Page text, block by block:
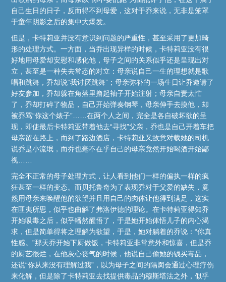
自己生日的日子，反而得不到母爱，这对于乔来说，无非是笼罩
于童年阴影之后的集中大爆发。
但是，卡特莉亚并没有意识到问题的严重性，甚至采用了更加畸
形的处理方式。一方面，当乔出现异样的时候，卡特莉亚没有很
好地用母爱却安慰和感化他，母子之间的关系似乎还是呈现出对
立，甚至是一种失去常态的对立：母亲说自己一生的理想就是歌
唱和跳舞，乔却说“我讨厌跳舞”；母亲弥补的一场生日让乔邀请了
好友参加，乔却躲在角落里撸起袖子开始注射；母亲自责太忙
了，乔却打碎了物品，自己开始弹奏钢琴，母亲伸手去摸他，却
被乔骂“你这个婊子”……在两个人之间，完全是各自破坏欲的呈
现，即使最后卡特莉亚带着他去“寻找”父亲，乔也是自己开着车把
母亲留在路上，而到了路边酒店，卡特莉亚又故意对载她的司机
说乔是小流氓，而乔也毫不在乎自己的母亲竟然开始喝酒开始鄙
视……
完全不正常的母子处理方式，让人看到他们一样的偏执一样的疯
狂甚至一样的变态。而贝托鲁奇为了表现乔对于父爱的缺失，竟
然用母亲来唤醒他的欲望并且用自己的肉体让他得到满足，这实
在匪夷所思，似乎也曲解了弗洛伊德的理论。在卡特莉亚得知乔
开始吸毒之后，似乎幡然醒悟了，于是她开始体悟儿子的内心渴
求，但是简单得将之理解为欲望，于是，她对躺着的乔说：“你真
性感。”那天乔开始下厨做饭，卡特莉亚非常意外和惊喜，但是乔
的厨艺很烂，在他灰心丧气的时候，他说自己偷她的钱买毒品，
还说“你从来没有理解过我”，以为母子之间的隔阂会通过心理疗伤
来化解，但是除了卡特莉亚去找提供毒品的穆斯塔法之外，似乎